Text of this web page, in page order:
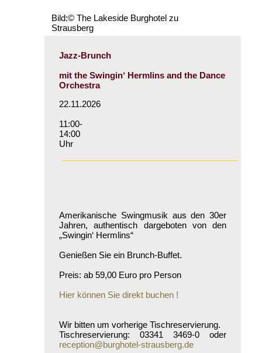
Bild:© The Lakeside Burghotel zu
Strausberg
Jazz-Brunch
mit the Swingin‘ Hermlins and the Dance
Orchestra
22.11.2026
11:00-
14:00
Uhr
Amerikanische Swingmusik aus den 30er
Jahren, authentisch dargeboten von den
„Swingin‘ Hermlins“
Genießen Sie ein Brunch-Buffet.
Preis: ab 59,00 Euro pro Person
Hier können Sie direkt buchen !
Wir bitten um vorherige Tischreservierung.
Tischreservierung: 03341 3469-0 oder
reception@burghotel-strausberg.de